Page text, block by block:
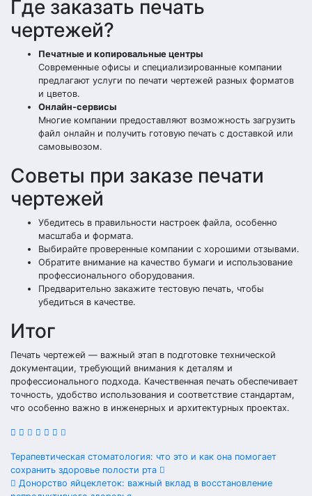
Где заказать печать
чертежей?
Печатные и копировальные центры
Современные офисы и специализированные компании
предлагают услуги по печати чертежей разных форматов
и цветов.
Онлайн-сервисы
Многие компании предоставляют возможность загрузить
файл онлайн и получить готовую печать с доставкой или
самовывозом.
Советы при заказе печати
чертежей
Убедитесь в правильности настроек файла, особенно
масштаба и формата.
Выбирайте проверенные компании с хорошими отзывами.
Обратите внимание на качество бумаги и использование
профессионального оборудования.
Предварительно закажите тестовую печать, чтобы
убедиться в качестве.
Итог
Печать чертежей — важный этап в подготовке технической
документации, требующий внимания к деталям и
профессионального подхода. Качественная печать обеспечивает
точность, удобство использования и соответствие стандартам,
что особенно важно в инженерных и архитектурных проектах.
Навигация
по
Терапевтическая стоматология: что это и как она помогает
сохранить здоровье полости рта
Донорство яйцеклеток: важный вклад в восстановление